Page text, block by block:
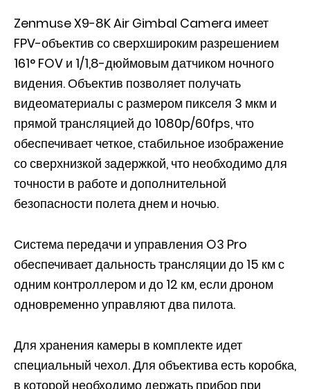
Zenmuse X9-8K Air Gimbal Camera имеет
FPV-объектив со сверхшироким разрешением
161° FOV и 1/1,8-дюймовым датчиком ночного
видения. Объектив позволяет получать
видеоматериалы с размером пикселя 3 мкм и
прямой трансляцией до 1080p/60fps, что
обеспечивает четкое, стабильное изображение
со сверхнизкой задержкой, что необходимо для
точности в работе и дополнительной
безопасности полета днем и ночью.
Система передачи и управления O3 Pro
обеспечивает дальность трансляции до 15 км с
одним контроллером и до 12 км, если дроном
одновременно управляют два пилота.
Для хранения камеры в комплекте идет
специальный чехол. Для объектива есть коробка,
в которой необходимо держать прибор при